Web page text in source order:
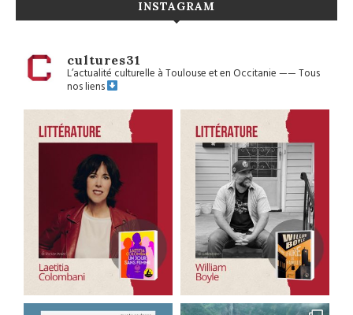
INSTAGRAM
cultures31
L’actualité culturelle à Toulouse et en Occitanie——Tous
nos liens